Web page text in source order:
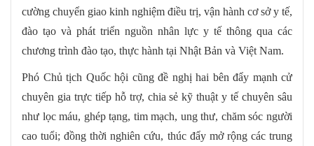
cường chuyển giao kinh nghiệm điều trị, vận hành cơ sở y tế,
đào tạo và phát triển nguồn nhân lực y tế thông qua các
chương trình đào tạo, thực hành tại Nhật Bản và Việt Nam.
Phó Chủ tịch Quốc hội cũng đề nghị hai bên đẩy mạnh cử
chuyên gia trực tiếp hỗ trợ, chia sẻ kỹ thuật y tế chuyên sâu
như lọc máu, ghép tạng, tim mạch, ung thư, chăm sóc người
cao tuổi; đồng thời nghiên cứu, thúc đẩy mở rộng các trung